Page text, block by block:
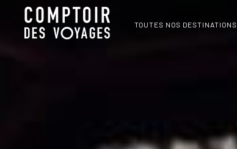
TOUTES NOS DESTINATIONS